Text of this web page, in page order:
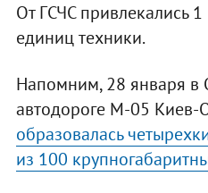
От ГСЧС привлекались
единиц техники.
Напомним, 28 января в
автодороге М-05 Киев-
образовалась
из 100